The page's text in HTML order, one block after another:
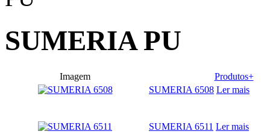
SUMERIA PU
Imagem
Produtos+
SUMERIA 6508 Ler mais
SUMERIA 6511 Ler mais